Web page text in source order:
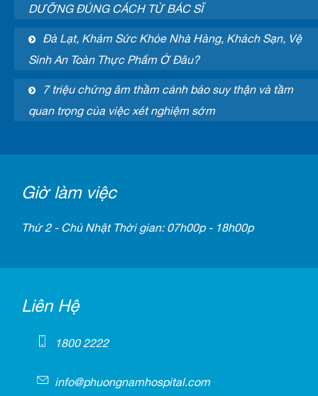
DƯỠNG ĐÚNG CÁCH TỪ BÁC SĨ
Đà Lạt, Khám Sức Khỏe Nhà Hàng, Khách Sạn, Vệ
Sinh An Toàn Thực Phẩm Ở Đâu?
7 triệu chứng âm thầm cảnh báo suy thận và tầm
quan trọng của việc xét nghiệm sớm
Giờ làm việc
Thứ 2 - Chủ Nhật Thời gian: 07h00p - 18h00p
Liên Hệ
1800 2222
info@phuongnamhospital.com